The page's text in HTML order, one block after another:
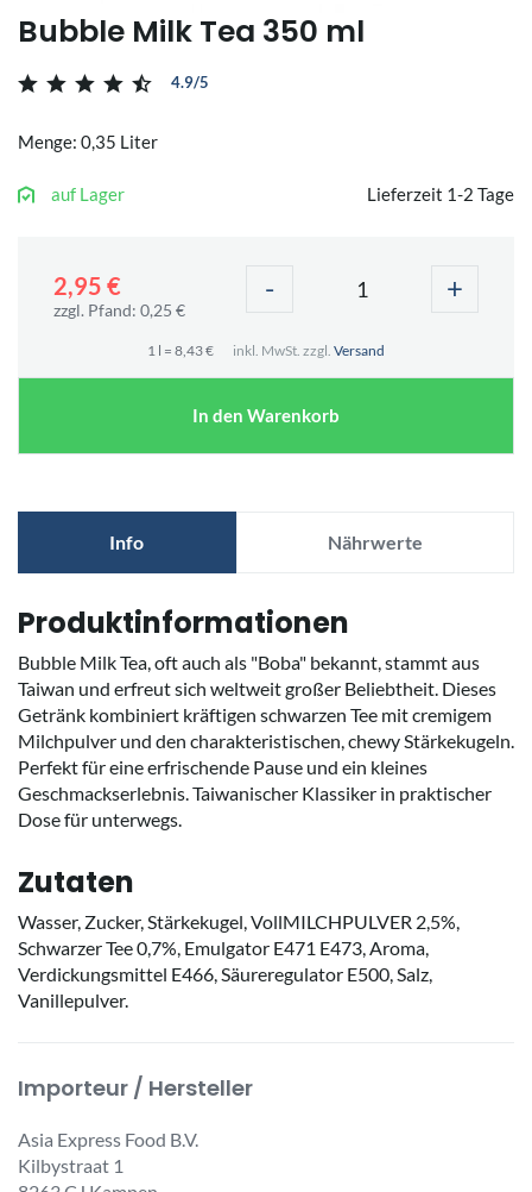
Bubble Milk Tea 350 ml
4.9/5
Menge: 0,35 Liter
auf Lager Lieferzeit 1-2 Tage
2,95 €
zzgl. Pfand: 0,25 €
- +
1 l = 8,43 € inkl. MwSt. zzgl. Versand
In den Warenkorb
Info Nährwerte
Produktinformationen
Bubble Milk Tea, oft auch als "Boba" bekannt, stammt aus
Taiwan und erfreut sich weltweit großer Beliebtheit. Dieses
Getränk kombiniert kräftigen schwarzen Tee mit cremigem
Milchpulver und den charakteristischen, chewy Stärkekugeln.
Perfekt für eine erfrischende Pause und ein kleines
Geschmackserlebnis. Taiwanischer Klassiker in praktischer
Dose für unterwegs.
Zutaten
Wasser, Zucker, Stärkekugel, VollMILCHPULVER 2,5%,
Schwarzer Tee 0,7%, Emulgator E471 E473, Aroma,
Verdickungsmittel E466, Säureregulator E500, Salz,
Vanillepulver.
Importeur / Hersteller
Asia Express Food B.V.
Kilbystraat 1